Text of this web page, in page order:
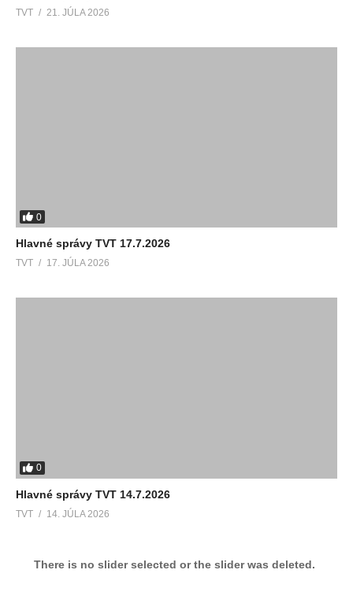
TVT 21. JÚLA 2026
0
Hlavné správy TVT 17.7.2026
TVT 17. JÚLA 2026
0
Hlavné správy TVT 14.7.2026
TVT 14. JÚLA 2026
There is no slider selected or the slider was deleted.